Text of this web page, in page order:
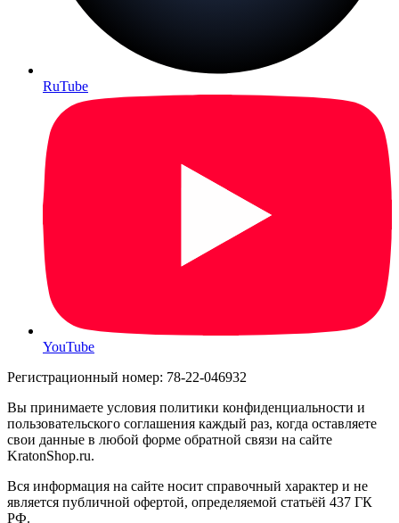
RuTube
YouTube
Регистрационный номер: 78-22-046932
Вы принимаете условия политики конфиденциальности и
пользовательского соглашения каждый раз, когда оставляете
свои данные в любой форме обратной связи на сайте
KratonShop.ru.
Вся информация на сайте носит справочный характер и не
является публичной офертой, определяемой статьёй 437 ГК
РФ.